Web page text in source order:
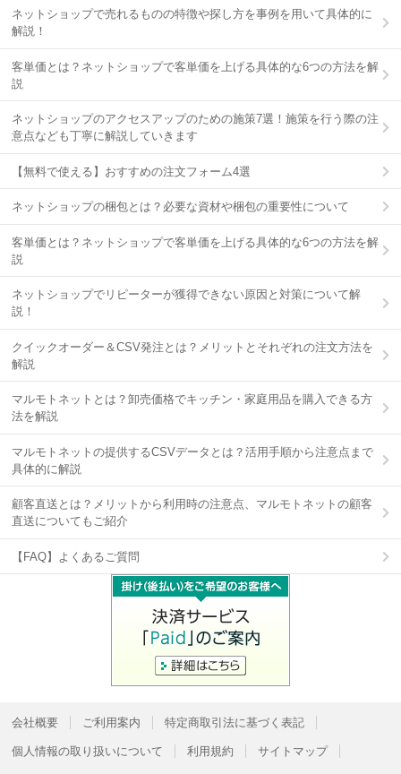
ネットショップで売れるものの特徴や探し方を事例を用いて具体的に
解説！
客単価とは？ネットショップで客単価を上げる具体的な6つの方法を解
説
ネットショップのアクセスアップのための施策7選！施策を行う際の注
意点なども丁寧に解説していきます
【無料で使える】おすすめの注文フォーム4選
ネットショップの梱包とは？必要な資材や梱包の重要性について
客単価とは？ネットショップで客単価を上げる具体的な6つの方法を解
説
ネットショップでリピーターが獲得できない原因と対策について解
説！
クイックオーダー＆CSV発注とは？メリットとそれぞれの注文方法を
解説
マルモトネットとは？卸売価格でキッチン・家庭用品を購入できる方
法を解説
マルモトネットの提供するCSVデータとは？活用手順から注意点まで
具体的に解説
顧客直送とは？メリットから利用時の注意点、マルモトネットの顧客
直送についてもご紹介
【FAQ】よくあるご質問
会社概要 ご利用案内 特定商取引法に基づく表記
個人情報の取り扱いについて 利用規約 サイトマップ